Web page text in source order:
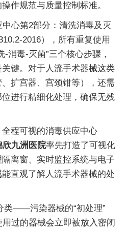
作规范与质量控制标准。
心第2部分：清洗消毒及灭
2016），所有重复使用
消毒-灭菌”三个核心步骤，
键。对于人流手术器械这类
扩宫器、宫颈钳等），还需
进行精细化处理，确保无残
程可视的消毒供应中心
欣九洲医院率先打造了可视化
离窗、实时监控系统与电子
直观了解人流手术器械的处
类——污染器械的“初处理”
用过的器械会立即被放入密闭